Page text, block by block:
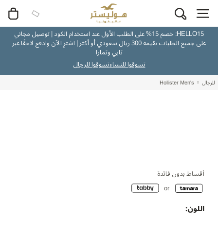
HELLO15: خصم 15% على الطلب الأول عند استخدام الكود | توصيل مجاني
على جميع الطلبات بقيمة 300 ريال سعودي أو أكثر | اشترِ الآن وادفع لاحقًا عبر
تابي وتمارا
تسوقوا للنساءتسوقوا للرجال
للرجال Hollister Men's
أقساط بدون فائدة
اللون: